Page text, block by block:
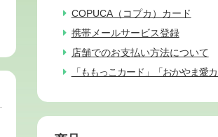
COPUCA（コプカ）カード
携帯メールサービス登録
店舗でのお支払い方法について
「ももっこカード」「おかやま愛